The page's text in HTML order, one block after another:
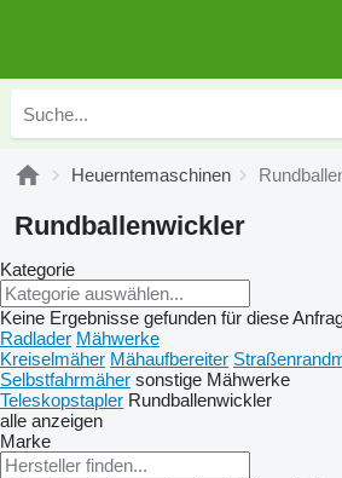
Heuerntemaschinen
Rundballenwickler
Kategorie
Keine Ergebnisse gefunden für diese
Radlader Mähwerke
Kreiselmäher Mähaufbereiter
Selbstfahrmäher sonstige Mähwerke
Teleskopstapler Rundballenwickler
alle anzeigen
Marke